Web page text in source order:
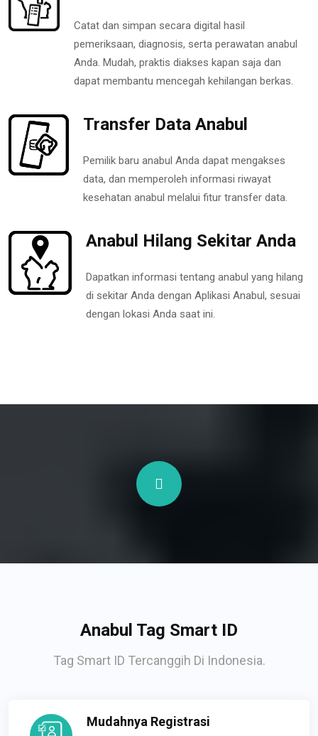
Catat dan simpan secara digital hasil
pemeriksaan, diagnosis, serta perawatan anabul
Anda. Mudah, praktis diakses kapan saja dan
dapat membantu mencegah kehilangan berkas.
Transfer Data Anabul
Pemilik baru anabul Anda dapat mengakses
data, dan memperoleh informasi riwayat
kesehatan anabul melalui fitur transfer data.
Anabul Hilang Sekitar Anda
Dapatkan informasi tentang anabul yang hilang
di sekitar Anda dengan Aplikasi Anabul, sesuai
dengan lokasi Anda saat ini.
Anabul Tag Smart ID
Tag Smart ID Tercanggih Di Indonesia.
Mudahnya Registrasi